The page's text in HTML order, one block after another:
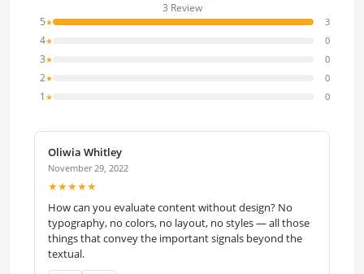
3 Review
5★ 3
4★ 0
3★ 0
2★ 0
1 ★ 0
Oliwia Whitley
November 29, 2022
★★★★★
How can you evaluate content without design? No
typography, no colors, no layout, no styles — all those
things that convey the important signals beyond the
textual.